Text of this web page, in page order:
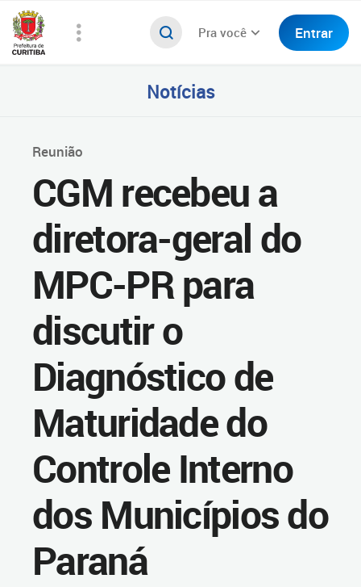
Pra você Entrar
Notícias
Reunião
CGM recebeu a
diretora-geral do
MPC-PR para
discutir o
Diagnóstico de
Maturidade do
Controle Interno
dos Municípios do
Paraná